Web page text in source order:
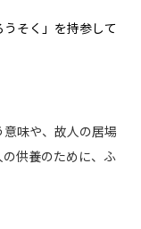
そく」を持参して
味や、故人の居場
供養のために、ふ